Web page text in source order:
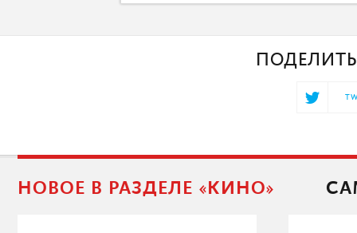
НОВОЕ В РАЗДЕЛЕ «КИНО»